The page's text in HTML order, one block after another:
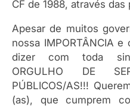
CF de 1988, através
Apesar de muitos
nossa IMPORTÂNCIA
dizer com toda
ORGULHO DE
PÚBLICOS/AS!!!
(as), que cumprem